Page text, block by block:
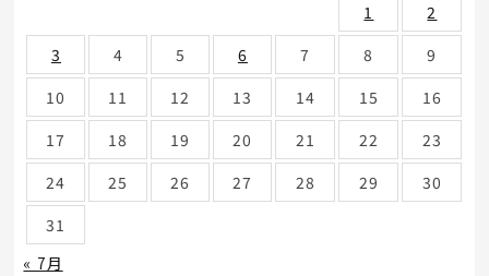
1
2
3
4 5 6 7 8
9
10
11 12 13 14 15
16
17
18 19 20 21 22
23
24
25 26 27 28 29
30
31
« 7月